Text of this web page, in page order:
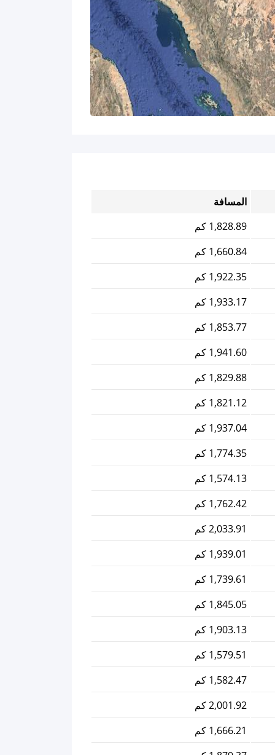
المسافة
1,828.89 كم
1,660.84 كم
1,922.35 كم
1,933.17 كم
1,853.77 كم
1,941.60 كم
1,829.88 كم
1,821.12 كم
1,937.04 كم
1,774.35 كم
1,574.13 كم
1,762.42 كم
2,033.91 كم
1,939.01 كم
1,739.61 كم
1,845.05 كم
1,903.13 كم
1,579.51 كم
1,582.47 كم
2,001.92 كم
1,666.21 كم